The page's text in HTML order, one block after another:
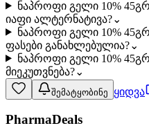
ნაპროფი გელი 10%
იაფი ალტერნატივა?⌄
ნაპროფი გელი 10% 45გრ
ფასები განახლებულია?⌄
ნაპროფი გელი 10%
მიეკუთვნება?⌄
შემატყობინე ყიდვა
PharmaDeals